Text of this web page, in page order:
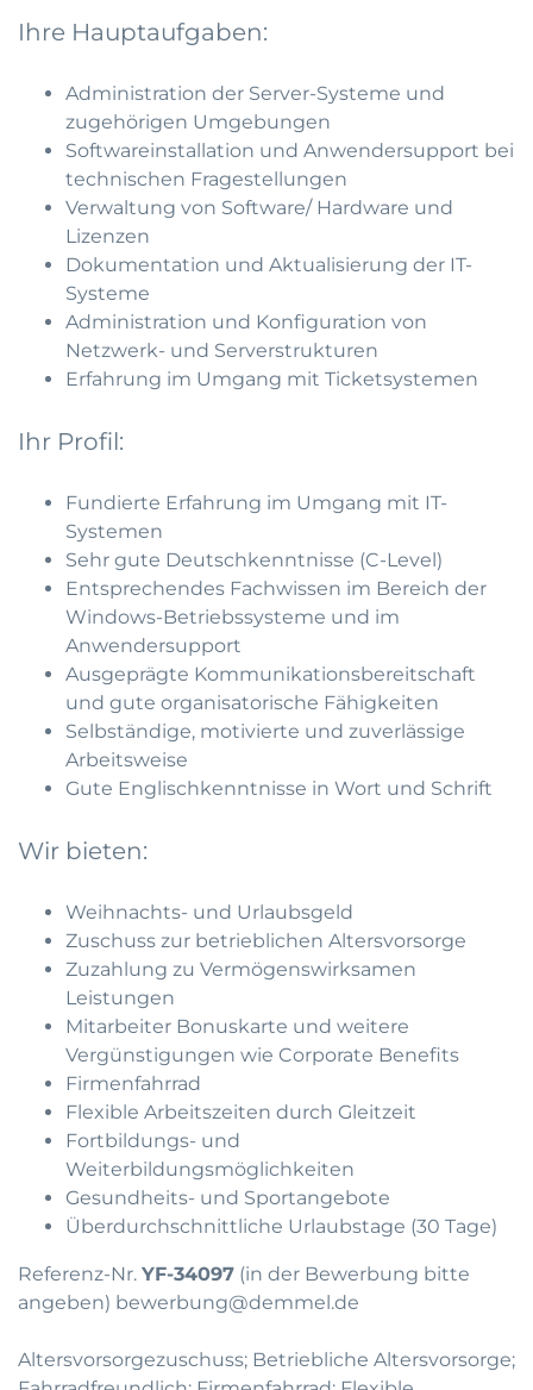
Ihre Hauptaufgaben:
Administration der Server-Systeme und
zugehörigen Umgebungen
Softwareinstallation und Anwendersupport bei
technischen Fragestellungen
Verwaltung von Software/ Hardware und
Lizenzen
Dokumentation und Aktualisierung der IT-
Systeme
Administration und Konfiguration von
Netzwerk- und Serverstrukturen
Erfahrung im Umgang mit Ticketsystemen
Ihr Profil:
Fundierte Erfahrung im Umgang mit IT-
Systemen
Sehr gute Deutschkenntnisse (C-Level)
Entsprechendes Fachwissen im Bereich der
Windows-Betriebssysteme und im
Anwendersupport
Ausgeprägte Kommunikationsbereitschaft
und gute organisatorische Fähigkeiten
Selbständige, motivierte und zuverlässige
Arbeitsweise
Gute Englischkenntnisse in Wort und Schrift
Wir bieten:
Weihnachts- und Urlaubsgeld
Zuschuss zur betrieblichen Altersvorsorge
Zuzahlung zu Vermögenswirksamen
Leistungen
Mitarbeiter Bonuskarte und weitere
Vergünstigungen wie Corporate Benefits
Firmenfahrrad
Flexible Arbeitszeiten durch Gleitzeit
Fortbildungs- und
Weiterbildungsmöglichkeiten
Gesundheits- und Sportangebote
Überdurchschnittliche Urlaubstage (30 Tage)
Referenz-Nr. YF-34097 (in der Bewerbung bitte
angeben) bewerbung@demmel.de
Altersvorsorgezuschuss; Betriebliche Altersvorsorge;